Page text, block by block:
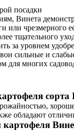
посадки
Винета
или
тщательного
за уровнем
сильные и
для многих
сорта
обладают